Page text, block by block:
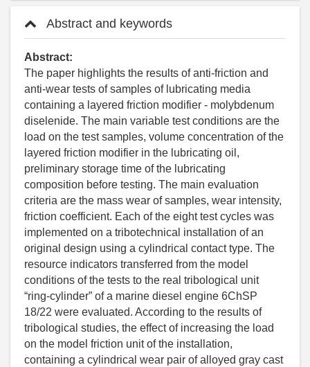
Abstract and keywords
Abstract:
The paper highlights the results of anti-friction and
anti-wear tests of samples of lubricating media
containing a layered friction modifier - molybdenum
diselenide. The main variable test conditions are the
load on the test samples, volume concentration of the
layered friction modifier in the lubricating oil,
preliminary storage time of the lubricating
composition before testing. The main evaluation
criteria are the mass wear of samples, wear intensity,
friction coefficient. Each of the eight test cycles was
implemented on a tribotechnical installation of an
original design using a cylindrical contact type. The
resource indicators transferred from the model
conditions of the tests to the real tribological unit
“ring-cylinder” of a marine diesel engine 6ChSP
18/22 were evaluated. According to the results of
tribological studies, the effect of increasing the load
on the model friction unit of the installation,
containing a cylindrical wear pair of alloyed gray cast